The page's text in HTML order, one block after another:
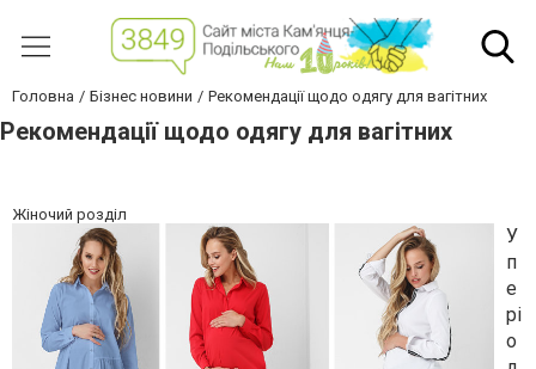
Головна Бізнес новини Рекомендації щодо одягу для вагітних
Рекомендації щодо одягу для вагітних
Жіночий розділ
У
п
е
рі
о